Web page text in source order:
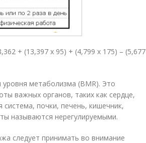
+ (13,397 х 95) + (4,799 х 175) – (5,677
метаболизма (BMR). Это
важных органов, таких как сердце,
система, почки, печень, кишечник,
называются нерегулируемыми.
следует принимать во внимание